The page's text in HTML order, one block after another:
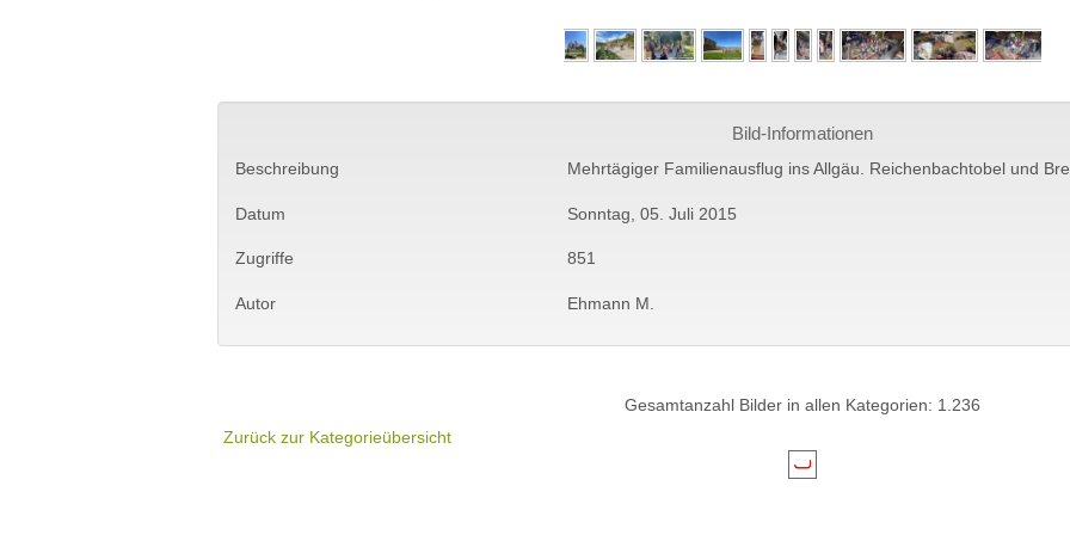
Bild-Informationen
Beschreibung Mehrtägiger Familienausflug ins Allgäu. Reichenbachtobel und
Datum Sonntag, 05. Juli 2015
Zugriffe 851
Autor Ehmann M.
Gesamtanzahl Bilder in allen Kategorien: 1.236
Zurück zur Kategorieübersicht